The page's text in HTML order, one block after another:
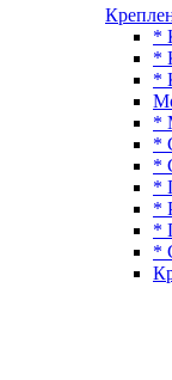
*
*
*
*
*
*
*
*
*
*